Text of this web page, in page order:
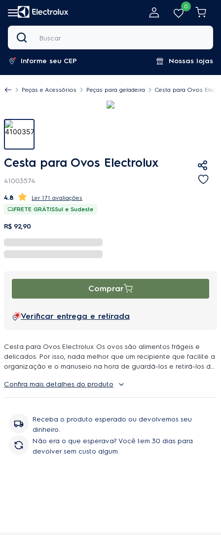
0
Buscar
Informe seu CEP Nossas lojas
Peças e Acessórios Peças para geladeira Cesta para Ovos
Cesta para Ovos Electrolux
41003574
4.8
171 avaliações
FRETE GRÁTISSul e Sudeste
R$ 92,90
Comprar
Verificar entrega e retirada
Cesta para Ovos Electrolux Os ovos são alimentos frágeis e
delicados. Por isso, nada melhor que um recipiente que facilite a
organização e o manuseio na hora de guardá-los e retirá-los do
cesta é feita em plástico altamente durável e muito fácil de
limpar. Organização garantida ao seu dia a dia!
DF80;DF80X;DFI80;DFW51;DI80X;DT80X;DW51X;DWN51;DWX51
Contém: · 1x Cesta para Ovos.
Confira mais detalhes do produto
Receba o produto esperado ou devolvemos seu
dinheiro.
Não era o que esperava? Você tem 30 dias para
devolver sem custo algum.